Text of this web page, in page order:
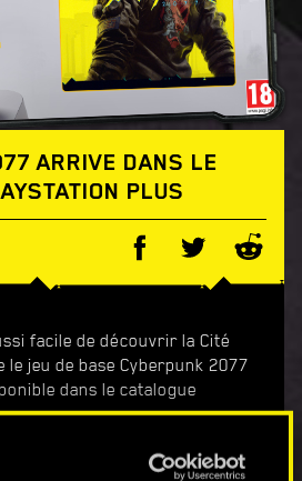
ARRIVE DANS LE
PLUS
facile de découvrir la Cité
le jeu de base Cyberpunk 2077
dans le catalogue
du jeu de base